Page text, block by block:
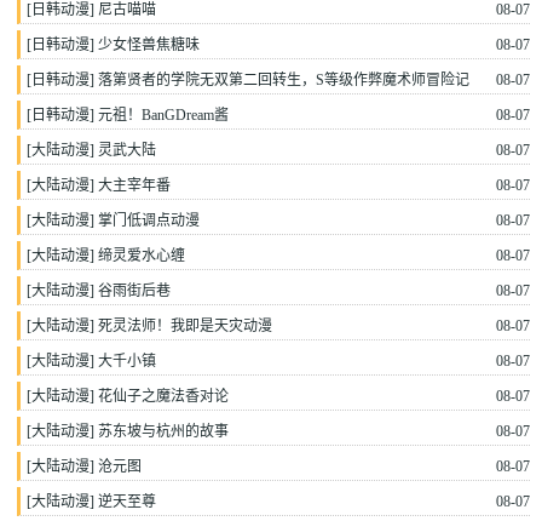
[ 日韩动漫] 尼古喵喵 08-07
[ 日韩动漫]少女怪兽焦糖味 08-07
[ 日韩动漫]落第贤者的学院无双第二回转生，S等级作弊魔术师冒险记 08-07
[ 日韩动漫]元祖！BanGDream酱 08-07
[大陆动漫] 灵武大陆 08-07
[大陆动漫]大主宰年番 08-07
[大陆动漫]掌门低调点动漫 08-07
[大陆动漫]缔灵爱水心缠 08-07
[大陆动漫]谷雨街后巷 08-07
[大陆动漫]死灵法师！我即是天灾动漫 08-07
[大陆动漫]大千小镇 08-07
[大陆动漫]花仙子之魔法香对论 08-07
[大陆动漫] 苏东坡与杭州的故事 08-07
[大陆动漫]沧元图 08-07
[大陆动漫]逆天至尊 08-07